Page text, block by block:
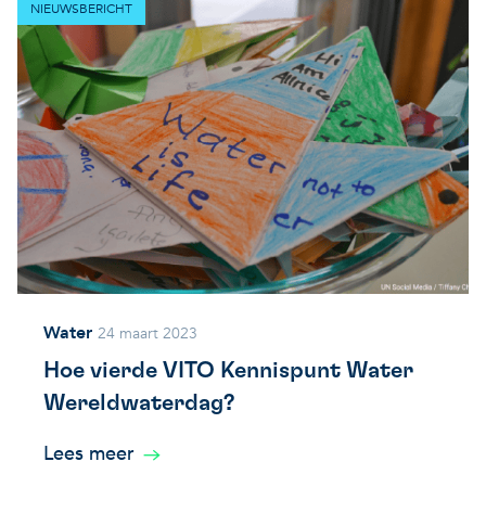
NIEUWSBERICHT
Water 24 maart 2023
Hoe vierde VITO Kennispunt Water
Wereldwaterdag?
Lees meer